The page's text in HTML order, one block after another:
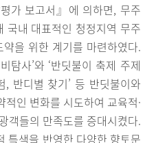
가 보고서』에 의하면, 무주
국내 대표적인 청정지역 무주
을 위한 계기를 마련하였다.
탐사’와 ‘반딧불이 축제 주제
, 반디별 찾기’ 등 반딧불이와
인 변화를 시도하여 교육적·
객들의 만족도를 증대시켰다.
특색을 반영한 다양한 향토문